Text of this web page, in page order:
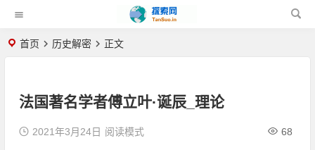
首页 历史解密 正文
法国著名学者傅立叶·诞辰_理论
2021年3月24日 68
阅读模式